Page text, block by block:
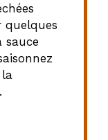
quelques
sauce